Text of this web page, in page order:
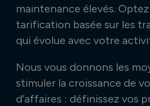
maintenance élevés.
tarification basée sur les
qui évolue avec votre
Nous vous donnons les
stimuler la croissance de
d’affaires : définissez vos